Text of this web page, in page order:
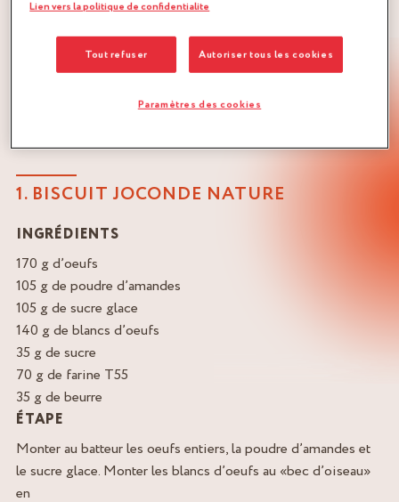
RECETTE D'ENTREMETS FRAMBOISE
1. BISCUIT JOCONDE NATURE
INGRÉDIENTS
170 g d’oeufs
105 g de poudre d’amandes
105 g de sucre glace
140 g de blancs d’oeufs
35 g de sucre
70 g de farine T55
35 g de beurre
ÉTAPE
Monter au batteur les oeufs entiers, la poudre d’amandes et
le sucre glace. Monter les blancs d’oeufs au «bec d’oiseau»
en
Lien vers la politique de confidentialite
Tout refuser Autoriser tous les cookies
Paramètres des cookies